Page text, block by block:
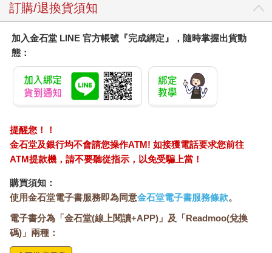
訂購/退換貨須知
加入金石堂 LINE 官方帳號『完成綁定』，隨時掌握出貨動
態：
提醒您！！
金石堂及銀行均不會請您操作ATM! 如接獲電話要求您前往
ATM提款機，請不要聽從指示，以免受騙上當！
購買須知：
使用金石堂電子書服務即為同意金石堂電子書服務條款。
電子書分為「金石堂(線上閱讀+APP)」及「Readmoo(兌換
碼)」兩種：